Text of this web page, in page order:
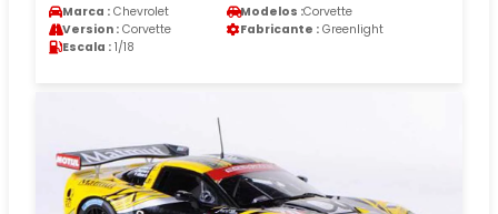
Marca : Chevrolet Modelos :Corvette
Version : Corvette Fabricante : Greenlight
Escala : 1/18